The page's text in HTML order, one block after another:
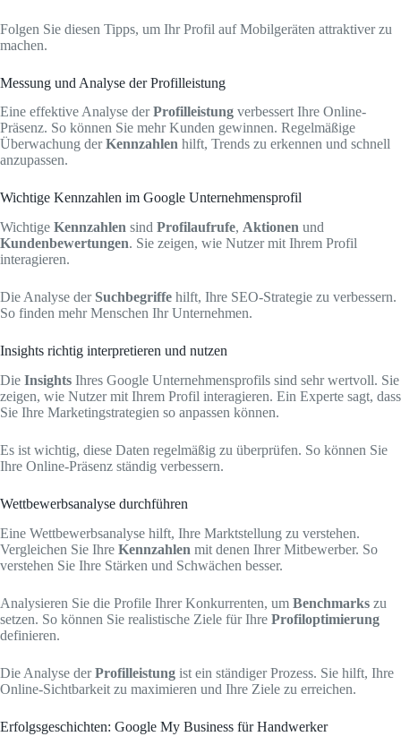
Folgen Sie diesen Tipps, um Ihr Profil auf Mobilgeräten attraktiver zu
machen.
Messung und Analyse der Profilleistung
Eine effektive Analyse derProfilleistung verbessert Ihre Online-
Präsenz. So können Sie mehr Kunden gewinnen. Regelmäßige
Überwachung derKennzahlen hilft, Trends zu erkennen und schnell
anzupassen.
Wichtige Kennzahlen im Google Unternehmensprofil
Wichtige Kennzahlen sind Profilaufrufe, Aktionen und
Kundenbewertungen. Sie zeigen, wie Nutzer mit Ihrem Profil
interagieren.
Die Analyse der Suchbegriffe hilft, Ihre SEO-Strategie zu verbessern.
So finden mehr Menschen Ihr Unternehmen.
Insights richtig interpretieren und nutzen
Die Insights Ihres Google Unternehmensprofils sind sehr wertvoll. Sie
zeigen, wie Nutzer mit Ihrem Profil interagieren. Ein Experte sagt, dass
Sie Ihre Marketingstrategien so anpassen können.
Es ist wichtig, diese Daten regelmäßig zu überprüfen. So können Sie
Ihre Online-Präsenz ständig verbessern.
Wettbewerbsanalyse durchführen
Eine Wettbewerbsanalyse hilft, Ihre Marktstellung zu verstehen.
Vergleichen Sie Ihre Kennzahlen mit denen Ihrer Mitbewerber. So
verstehen Sie Ihre Stärken und Schwächen besser.
Analysieren Sie die Profile Ihrer Konkurrenten, um Benchmarks zu
setzen. So können Sie realistische Ziele für Ihre Profiloptimierung
definieren.
Die Analyse derProfilleistung ist ein ständiger Prozess. Sie hilft, Ihre
Online-Sichtbarkeit zu maximieren und Ihre Ziele zu erreichen.
Erfolgsgeschichten: Google My Business für Handwerker